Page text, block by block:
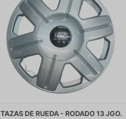
TAZAS DE RUEDA - RODADO 13 JGO.